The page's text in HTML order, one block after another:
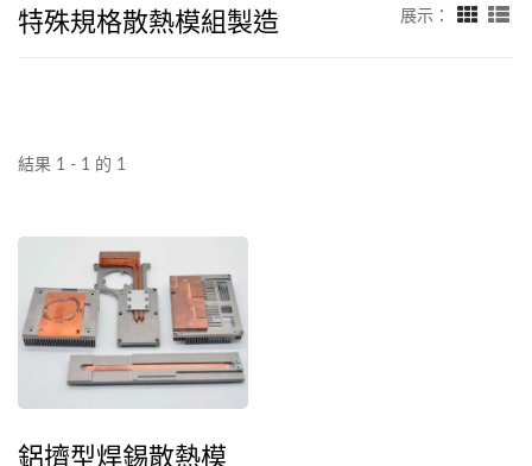
特殊規格散熱模組製造 展示：
結果 1 - 1 的 1
鋁擠型焊錫散熱模